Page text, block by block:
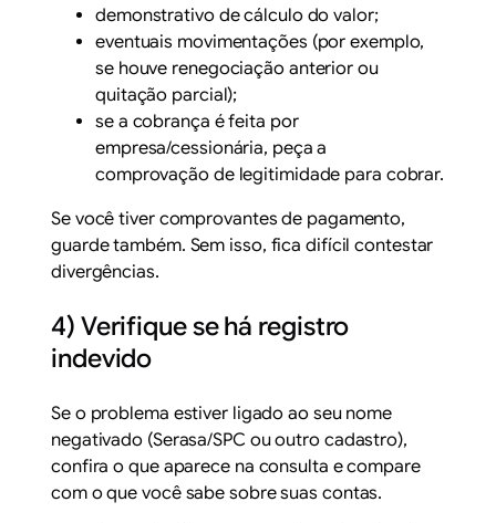
demonstrativo de cálculo do valor;
eventuais movimentações (por exemplo,
se houve renegociação anterior ou
quitação parcial);
se a cobrança é feita por
empresa/cessionária, peça a
comprovação de legitimidade para cobrar.
Se você tiver comprovantes de pagamento,
guarde também. Sem isso, fica difícil contestar
divergências.
4) Verifique se há registro
indevido
Se o problema estiver ligado ao seu nome
negativado (Serasa/SPC ou outro cadastro),
confira o que aparece na consulta e compare
com o que você sabe sobre suas contas.